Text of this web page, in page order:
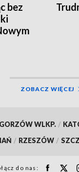
bez
ZOBACZ WIĘCEJ
GORZÓW WLKP. /
/ RZESZÓW /
do nas: